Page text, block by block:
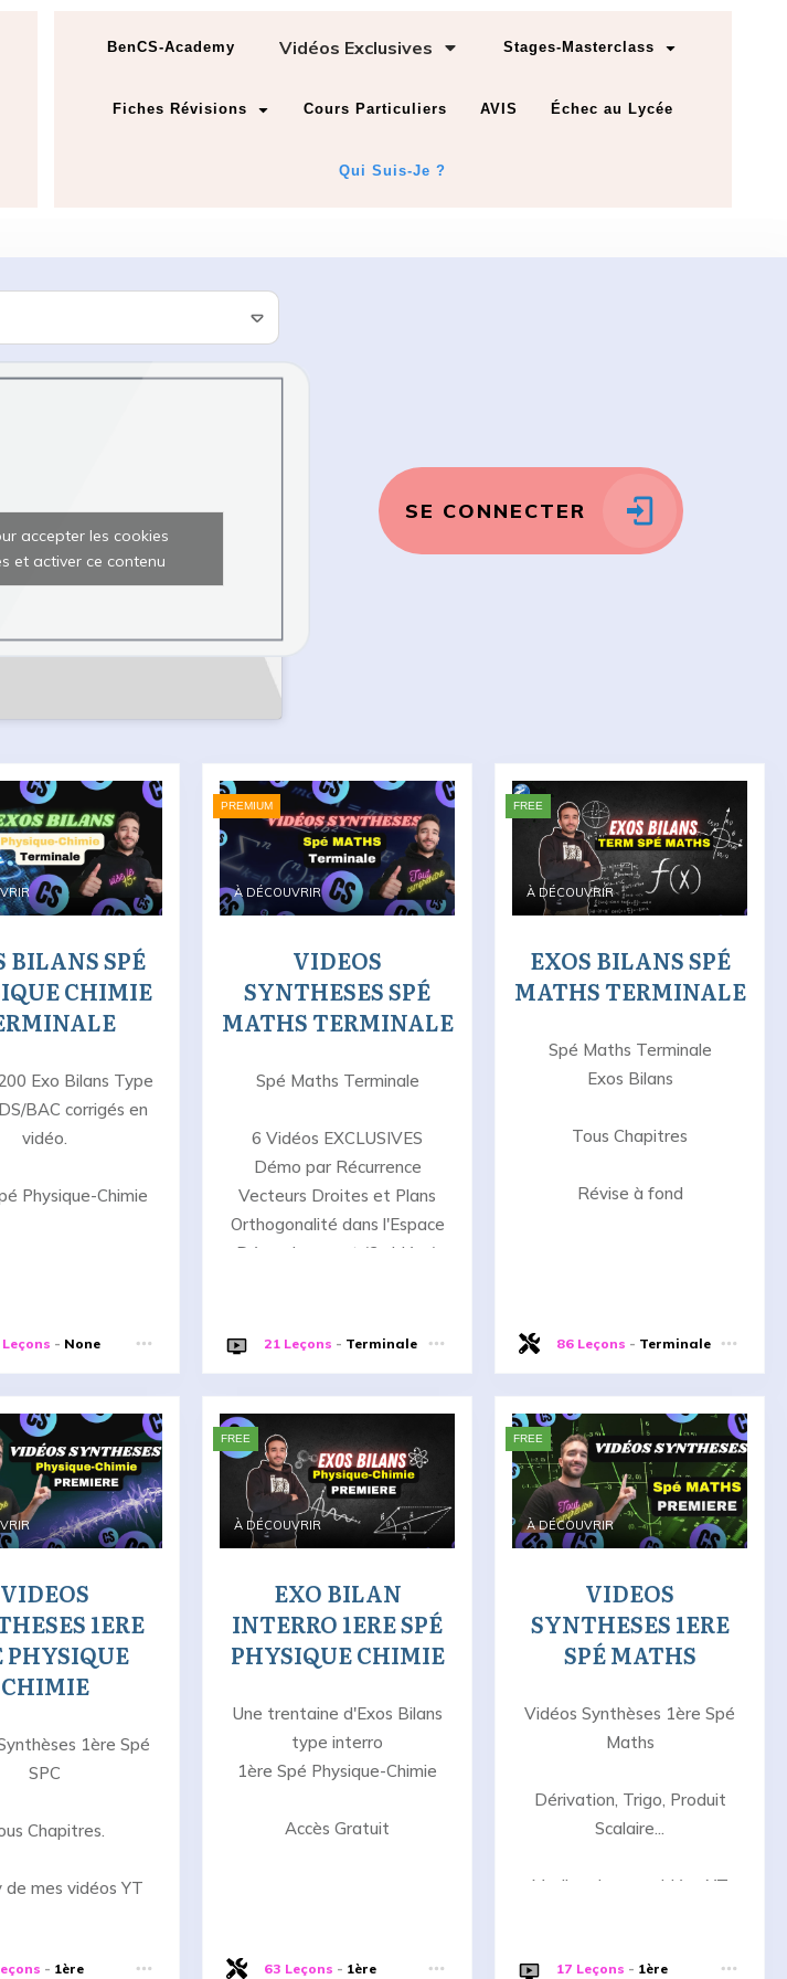
BenCS-Academy Vidéos Exclusives Stages-Masterclass
Fiches Révisions Cours Particuliers AVIS Échec au Lycée
Qui Suis-Je ?
accepter les cookies
et activer ce contenu
SE CONNECTER
BILANS SPÉ
CHIMIE
Exo Bilans Type
BAC corrigés en
vidéo.
Physique-Chimie
- None
PREMIUM
À DÉCOUVRIR
VIDEOS
SYNTHESES SPÉ
MATHS TERMINALE
Spé Maths Terminale
6 Vidéos EXCLUSIVES
Démo par Récurrence
Vecteurs Droites et Plans
Orthogonalité dans l'Espace
Dénombrement (3 vidéos)
21 Leçons - Terminale
FREE
À DÉCOUVRIR
EXOS BILANS SPÉ
MATHS TERMINALE
Spé Maths Terminale
Exos Bilans
Tous Chapitres
Révise à fond
86 Leçons - Terminale
VIDEOS
1ERE
PHYSIQUE
CHIMIE
1ère Spé
SPC
Chapitres.
de mes vidéos YT
- 1ère
FREE
À DÉCOUVRIR
EXO BILAN
INTERRO 1ERE SPÉ
PHYSIQUE CHIMIE
Une trentaine d'Exos Bilans
type interro
1ère Spé Physique-Chimie
Accès Gratuit
63 Leçons - 1ère
FREE
À DÉCOUVRIR
VIDEOS
SYNTHESES 1ERE
SPÉ MATHS
Vidéos Synthèses 1ère Spé
Maths
Dérivation, Trigo, Produit
Scalaire...
Medley de mes vidéos YT
17 Leçons - 1ère